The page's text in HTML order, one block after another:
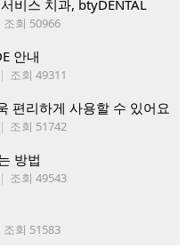
비스 치과, btyDENTAL
조회 50966
안내
| 조회 49311
편리하게 사용할 수 있어요
| 조회 51742
방법
| 조회 49543
조회 51583